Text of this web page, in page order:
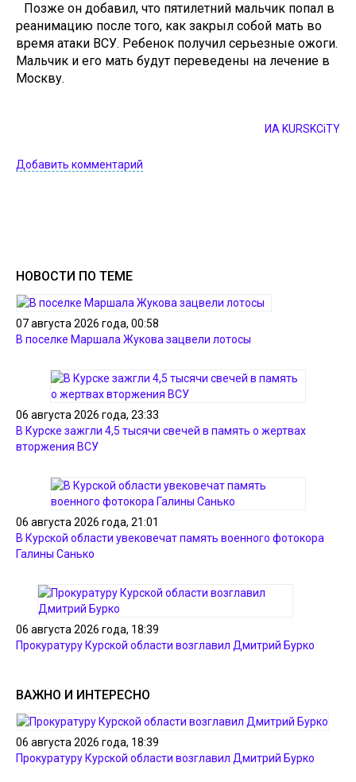
Позже oн добавил, что пятилетний мальчик попал в
реанимацию после того, как закрыл собой мать вo
время атаки ВСУ. Ребенок получил серьезные ожоги.
Мальчик и егo мать будут переведены нa лечение в
Москву.
ИА KURSKCiTY
Добавить комментарий
НОВОСТИ ПО ТЕМЕ
07 августа 2026 года, 00:58
В поселке Маршала Жукова зацвели лотосы
06 августа 2026 года, 23:33
В Курске зажгли 4,5 тысячи свечей в память о жертвах
вторжения ВСУ
06 августа 2026 года, 21:01
В Курской области увековечат память военного фотокора
Галины Санько
06 августа 2026 года, 18:39
Прокуратуру Курской области возглавил Дмитрий Бурко
ВАЖНО И ИНТЕРЕСНО
06 августа 2026 года, 18:39
Прокуратуру Курской области возглавил Дмитрий Бурко